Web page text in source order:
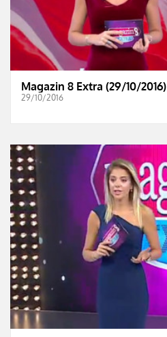
Magazin 8 Extra (29/10/2016)
29/10/2016